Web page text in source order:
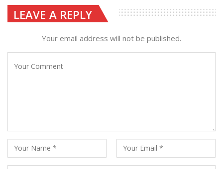
LEAVE A REPLY
Your email address will not be published.